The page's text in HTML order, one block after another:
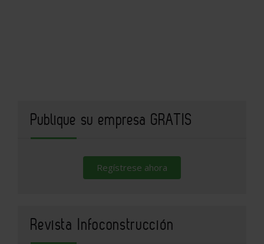
Publique su empresa GRATIS
Regístrese ahora
Revista Infoconstrucción